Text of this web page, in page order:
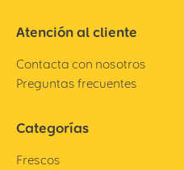
Atención al cliente
Contacta con nosotros
Preguntas frecuentes
Categorías
Frescos